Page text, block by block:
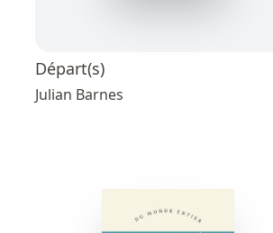
Départ(s)
Julian Barnes